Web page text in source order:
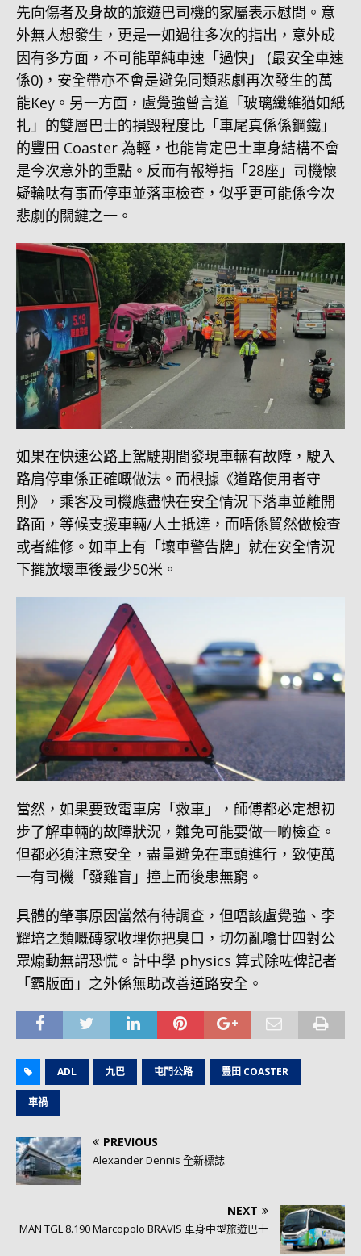
先向傷者及身故的旅遊巴司機的家屬表示慰問。意
外無人想發生，更是一如過往多次的指出，意外成
因有多方面，不可能單純車速「過快」 (最安全車速
係0)，安全帶亦不會是避免同類悲劇再次發生的萬
能Key。另一方面，盧覺強曾言道「玻璃纖維猶如紙
扎」的雙層巴士的損毁程度比「車尾真係係鋼鐵」
的豐田 Coaster 為輕，也能肯定巴士車身結構不會
是今次意外的重點。反而有報導指「28座」司機懷
疑輪呔有事而停車並落車檢查，似乎更可能係今次
悲劇的關鍵之一。
如果在快速公路上駕駛期間發現車輛有故障，駛入
路肩停車係正確嘅做法。而根據《道路使用者守
則》，乘客及司機應盡快在安全情況下落車並離開
路面，等候支援車輛/人士抵達，而唔係貿然做檢查
或者維修。如車上有「壞車警告牌」就在安全情況
下擺放壞車後最少50米。
當然，如果要致電車房「救車」，師傅都必定想初
步了解車輛的故障狀況，難免可能要做一啲檢查。
但都必須注意安全，盡量避免在車頭進行，致使萬
一有司機「發雞盲」撞上而後患無窮。
具體的肇事原因當然有待調查，但唔該盧覺強、李
耀培之類嘅磚家收埋你把臭口，切勿亂噏廿四對公
眾煽動無謂恐慌。計中學 physics 算式除咗俾記者
「霸版面」之外係無助改善道路安全。
ADL 九巴 屯門公路 豐田 COASTER
車禍
PREVIOUS
Alexander Dennis 全新標誌
NEXT
MAN TGL 8.190 Marcopolo BRAVIS 車身中型旅遊巴士